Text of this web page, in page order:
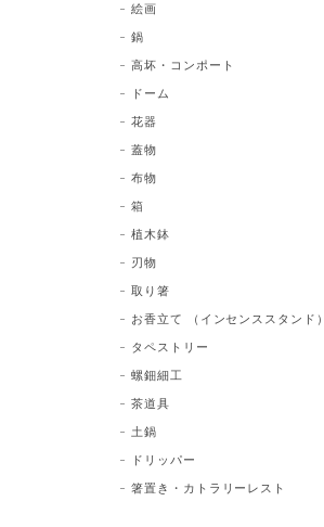
絵画
鍋
高坏・コンポート
ドーム
花器
蓋物
布物
箱
植木鉢
刃物
取り箸
お香立て （インセンススタンド）
タペストリー
螺鈿細工
茶道具
土鍋
ドリッパー
箸置き・カトラリーレスト